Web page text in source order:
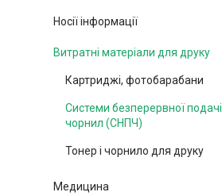
Носії інформації
Витратні матеріали для друку
Картриджі, фотобарабани
Системи безперервної подачі
чорнил (СНПЧ)
Тонер і чорнило для друку
Медицина